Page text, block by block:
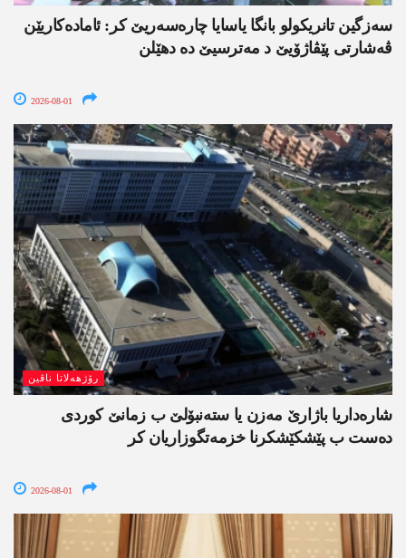
سەزگین تانریکولو بانگا یاسایا چارەسەریێ کر: ئامادەکاریێن
ڤەشارتی پێڤاژۆیێ د مەترسیێ دە دھێلن
2026-08-01
رۆژھەلاتا ناڤین
شارەداریا باژارێ مەزن یا ستەنبۆلێ ب زمانێ کوردی
دەست ب پێشکێشکرنا خزمەتگوزاریان کر
2026-08-01